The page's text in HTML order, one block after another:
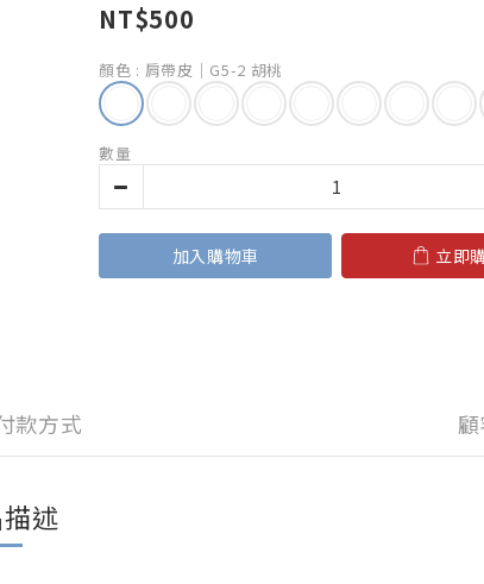
NT$500
顏色 : 肩帶皮｜G5-2 胡桃
數量
加入購物車 立即
款方式
述